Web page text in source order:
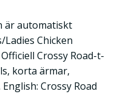
är automatiskt
Ladies Chicken
Crossy Road-t-
korta ärmar,
Crossy Road